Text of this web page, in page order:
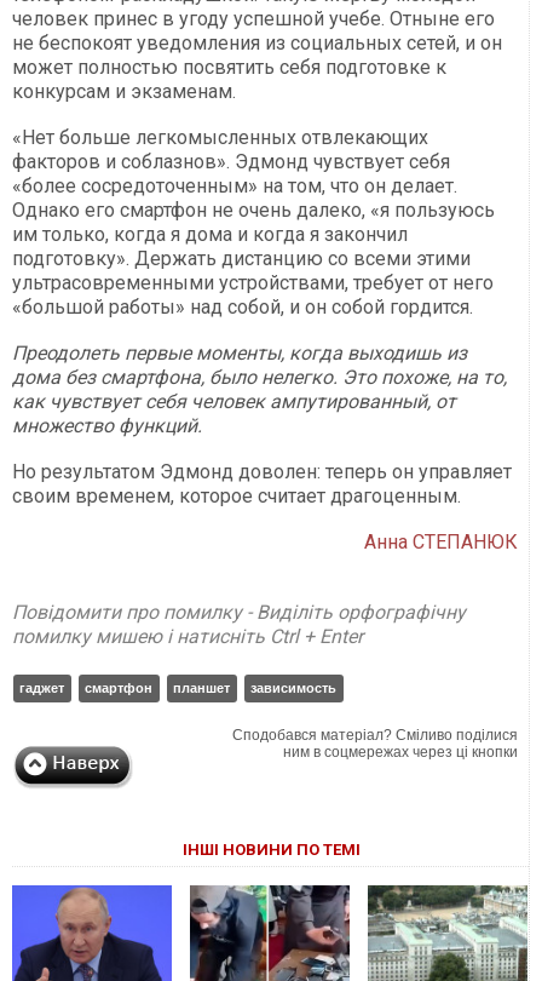
человек принес в угоду успешной учебе. Отныне его
не беспокоят уведомления из социальных сетей, и он
может полностью посвятить себя подготовке к
конкурсам и экзаменам.
«Нет больше легкомысленных отвлекающих
факторов и соблазнов». Эдмонд чувствует себя
«более сосредоточенным» на том, что он делает.
Однако его смартфон не очень далеко, «я пользуюсь
им только, когда я дома и когда я закончил
подготовку». Держать дистанцию со всеми этими
ультрасовременными устройствами, требует от него
«большой работы» над собой, и он собой гордится.
Преодолеть первые моменты, когда выходишь из
дома без смартфона, было нелегко. Это похоже, на то,
как чувствует себя человек ампутированный, от
множество функций.
Но результатом Эдмонд доволен: теперь он управляет
своим временем, которое считает драгоценным.
Анна СТЕПАНЮК
Повідомити про помилку - Виділіть орфографічну
помилку мишею і натисніть Ctrl + Enter
гаджет смартфон планшет зависимость
Сподобався матеріал? Сміливо поділися
ним в соцмережах через ці кнопки
ІНШІ НОВИНИ ПО ТЕМІ